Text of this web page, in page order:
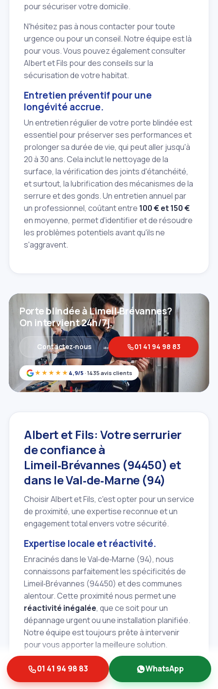
pour sécuriser votre domicile.
N'hésitez pas à nous contacter pour toute
urgence ou pour un conseil. Notre équipe est là
pour vous. Vous pouvez également consulter
Albert et Fils pour des conseils sur la
sécurisation de votre habitat.
Entretien préventif pour une
longévité accrue.
Un entretien régulier de votre porte blindée est
essentiel pour préserver ses performances et
prolonger sa durée de vie, qui peut aller jusqu'à
20 à 30 ans. Cela inclut le nettoyage de la
surface, la vérification des joints d'étanchéité,
et surtout, la lubrification des mécanismes de la
serrure et des gonds. Un entretien annuel par
un professionnel, coûtant entre 100 € et 150 €
en moyenne, permet d'identifier et de résoudre
les problèmes potentiels avant qu'ils ne
s'aggravent.
★★★★★ 4,9/5 · 1435 avis clients
Porte blindée à Limeil‑Brévannes?
On intervient 24h/7j.
Contactez‑nous 01 41 94 98 83
Albert et Fils: Votre serrurier
de confiance à
Limeil‑Brévannes (94450) et
dans le Val‑de‑Marne (94)
Choisir Albert et Fils, c'est opter pour un service
de proximité, une expertise reconnue et un
engagement total envers votre sécurité.
Expertise locale et réactivité.
Enracinés dans le Val‑de‑Marne (94), nous
connaissons parfaitement les spécificités de
Limeil‑Brévannes (94450) et des communes
alentour. Cette proximité nous permet une
réactivité inégalée, que ce soit pour un
dépannage urgent ou une installation planifiée.
Notre équipe est toujours prête à intervenir
pour vous apporter la meilleure solution.
Engagement qualité et satisfaction
client.
01 41 94 98 83 WhatsApp